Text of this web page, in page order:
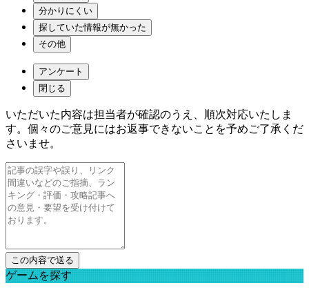
分かりにくい
探していた情報が無かった
その他
アンケート
閉じる
いただいた内容は担当者が確認のうえ、順次対応いたしま
す。個々のご意見にはお返事できないことを予めご了承くだ
さいませ。
ゲームを探す